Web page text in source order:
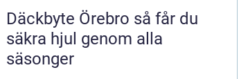
Däckbyte Örebro så får du
säkra hjul genom alla
säsonger